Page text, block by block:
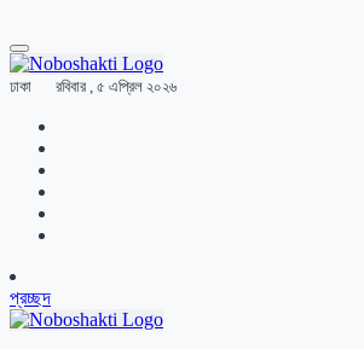
ঢাকা রবিবার , ৫ এপ্রিল ২০২৬
প্রচ্ছদ